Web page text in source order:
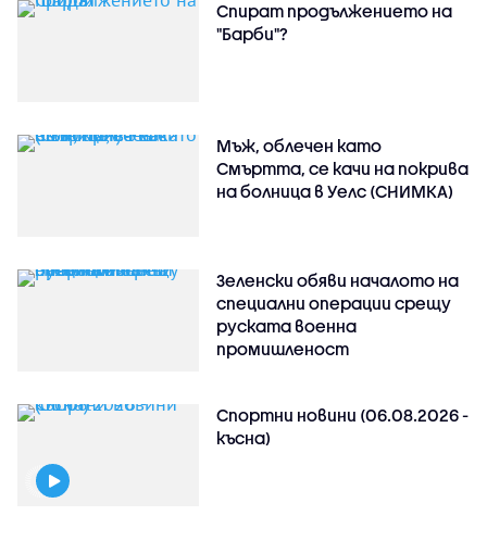
Спират продължението на
"Барби"?
Мъж, облечен като
Смъртта, се качи на покрива
на болница в Уелс (СНИМКА)
Зеленски обяви началото на
специални операции срещу
руската военна
промишленост
Спортни новини (06.08.2026 -
късна)